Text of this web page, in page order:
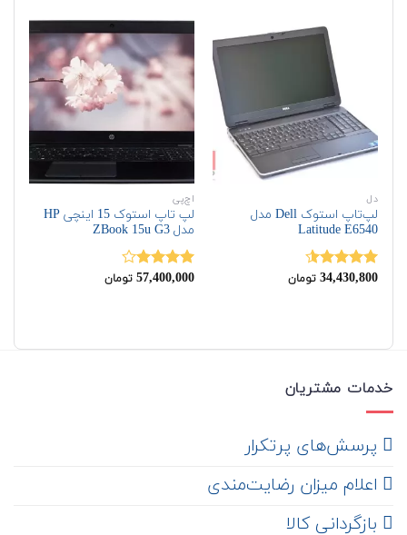
دل
لپ‌تاپ استوک Dell مدل
Latitude E6540
نمره4.50
34,430,800 تومان
اچ‌پی
لپ تاپ استوک 15 اینچی HP
مدل ZBook 15u G3
نمره
57,400,000 تومان
خدمات مشتریان
‌ پرسش‌های پرتکرار
اعلام میزان رضایت‌مندی
‌ بازگردانی کالا